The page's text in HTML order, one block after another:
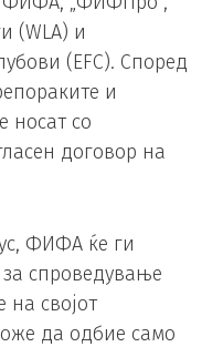
(WLA) и
(EFC). Според
и
носат со
договор на
ФИФА ќе ги
спроведување
на својот
да одбие само